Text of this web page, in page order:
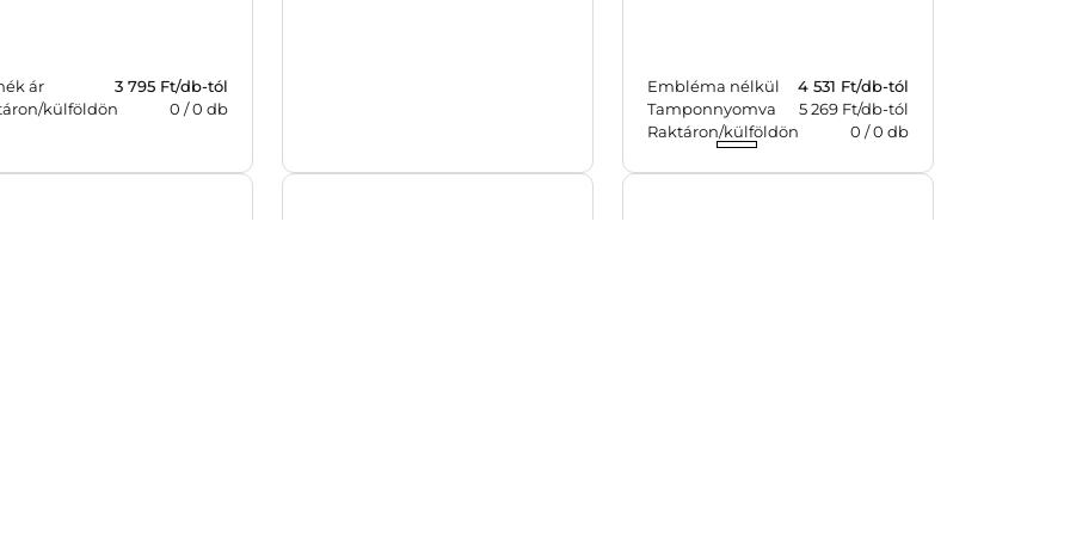
ár 3 795Ft/db-tól
külföldön
0 / 0 db
Embléma nélkül 4 531 Ft/db-tól
Tamponnyomva
5 269 Ft/db-tól
Raktáron/külföldön
0 / 0 db